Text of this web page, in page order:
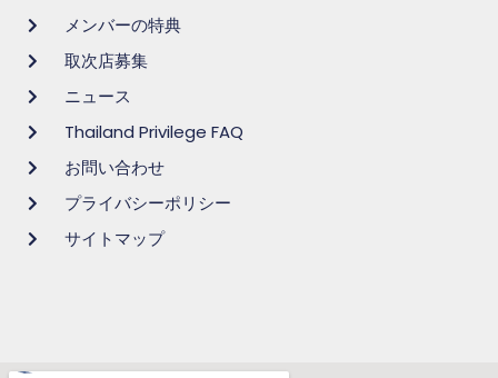
メンバーの特典
取次店募集
ニュース
Thailand Privilege FAQ
お問い合わせ
プライバシーポリシー
サイトマップ